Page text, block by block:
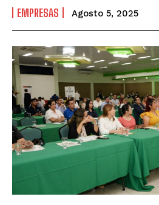
EMPRESAS Agosto 5, 2025